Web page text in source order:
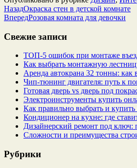
НазадОкраска стен в детской комнате
ВпередРозовая комната для девочки
Свежие записи
ТОП-5 ошибок при монтаже
Как выбрать монтажную
Аренда автокрана 32 тонны: как
Чип‑тюнинг двигателя: путь к
Готовая дверь vs дверь под
Электроинструменты купить
Как правильно выбрать и купить
Кондиционер на кухне: где
Дизайнерский ремонт под ключ:
Сложности и преимущества
Рубрики